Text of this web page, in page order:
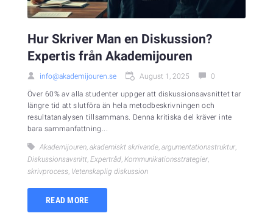
Hur Skriver Man en Diskussion?
Expertis från Akademijouren
info@akademijouren.se August 1, 2025 0
Över 60% av alla studenter uppger att diskussionsavsnittet tar
längre tid att slutföra än hela metodbeskrivningen och
resultatanalysen tillsammans. Denna kritiska del kräver inte
bara sammanfattning...
Akademijouren, akademiskt skrivande, argumentationsstruktur,
Diskussionsavsnitt, Expertråd, Kommunikationsstrategier,
skrivprocess, Vetenskaplig diskussion
READ MORE